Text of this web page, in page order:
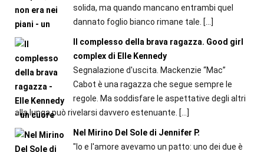
solida, ma quando mancano entrambi quel
dannato foglio bianco rimane tale. […]
Il complesso della brava ragazza. Good girl
complex di Elle Kennedy
Segnalazione d'uscita. Mackenzie “Mac”
Cabot è una ragazza che segue sempre le
regole. Ma soddisfare le aspettative degli altri
alla lunga può rivelarsi davvero estenuante. […]
Nel Mirino Del Sole di Jennifer P.
"Io e l'amore avevamo un patto: uno dei due è